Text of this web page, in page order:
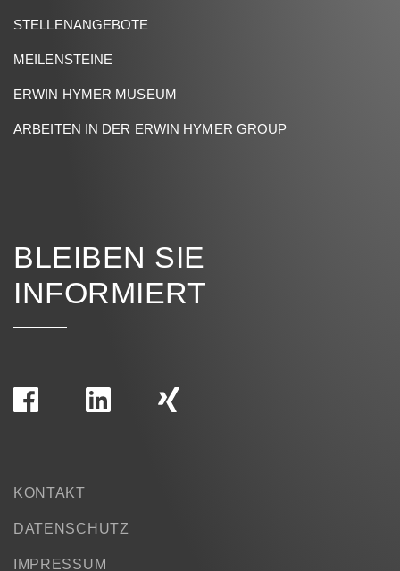
STELLENANGEBOTE
MEILENSTEINE
ERWIN HYMER MUSEUM
ARBEITEN IN DER ERWIN HYMER GROUP
BLEIBEN SIE
INFORMIERT
KONTAKT
DATENSCHUTZ
IMPRESSUM